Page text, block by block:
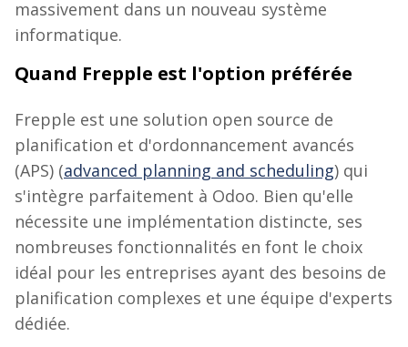
massivement dans un nouveau système
informatique.
Quand Frepple est l'option préférée
Frepple est une solution open source de
planification et d'ordonnancement avancés
(APS) (advanced planning and scheduling) qui
s'intègre parfaitement à Odoo. Bien qu'elle
nécessite une implémentation distincte, ses
nombreuses fonctionnalités en font le choix
idéal pour les entreprises ayant des besoins de
planification complexes et une équipe d'experts
dédiée.